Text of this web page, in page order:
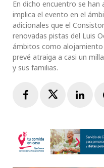
En dicho encuentro se han
implica el evento en el
adicionales que el
renovadas pistas del Luis
ámbitos como
prevé atraiga a casi un
y sus familias.
FacebookTwitter